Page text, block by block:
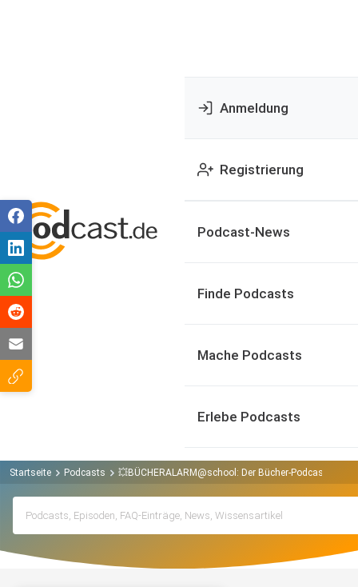
Anmeldung
Registrierung
Podcast-News
Finde Podcasts
Mache Podcasts
Erlebe Podcasts
Startseite Podcasts 💥BÜCHERALARM@school: Der Bücher-Podcast aus